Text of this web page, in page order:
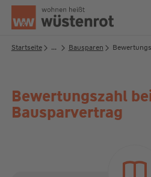
Seitenanfang
Startseite ... Bausparen
Bewertungszahl
Bausparvertrag
Unsere Chatzeiten:
Mo bis Do: 9:00 Uhr - 19:00 Uhr
Fr: 9:00 Uhr - 18:00 Uhr